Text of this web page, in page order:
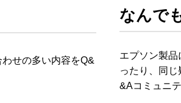
せの多い内容をQ&
なんで
エプソン製
ったり、同
&Aコミュニテ